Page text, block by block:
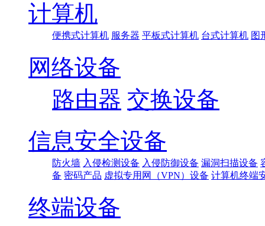
计算机
便携式计算机 服务器 平板式计算机 台式计算机 图
网络设备
路由器 交换设备
信息安全设备
防火墙 入侵检测设备 入侵防御设备 漏洞扫描设备
备 密码产品 虚拟专用网（VPN）设备 计算机终端
终端设备